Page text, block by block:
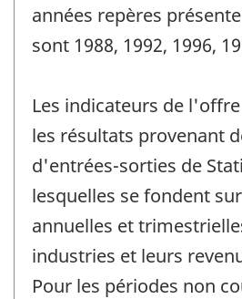
années repères
sont 1988, 1992, 1996,
Les indicateurs de
les résultats provenant
d'entrées-sorties de
lesquelles se fondent
annuelles et
industries et leurs
Pour les périodes non